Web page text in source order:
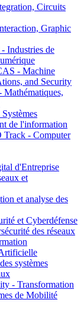
Circuits
Graphic
Industries de
- Machine
and Security
de l'information
- Computer
d'Entreprise
et
et analyse des
et Cyberdéfense
des réseaux
systèmes
- Transformation
de Mobilité